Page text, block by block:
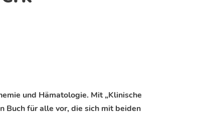
und Hämatologie. Mit „Klinische
Buch für alle vor, die sich mit beiden